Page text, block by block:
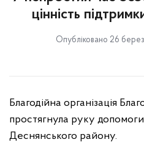
цінність
Опубліковано 26
Благодійна організація
простягнула руку
Деснянського району.